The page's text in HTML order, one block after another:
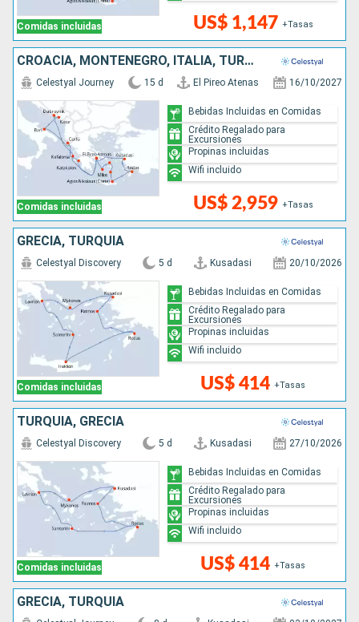
Comidas incluidas US$ 1,147 +Tasas
CROACIA, MONTENEGRO, ITALIA, TURQUÍA, GRECIA
Comidas incluidas
Celestyal Journey 15 d El Pireo Atenas 16/10/2027
US$ 2,959 +Tasas
Bebidas Incluidas en Comidas
Crédito Regalado para
Excursiones
Propinas incluidas
Wifi incluido
GRECIA, TURQUÍA
Comidas incluidas
Celestyal Discovery 5 d Kusadasi 20/10/2026
US$ 414 +Tasas
Bebidas Incluidas en Comidas
Crédito Regalado para
Excursiones
Propinas incluidas
Wifi incluido
TURQUÍA, GRECIA
Comidas incluidas
Celestyal Discovery 5 d Kusadasi 27/10/2026
US$ 414 +Tasas
Bebidas Incluidas en Comidas
Crédito Regalado para
Excursiones
Propinas incluidas
Wifi incluido
GRECIA, TURQUÍA